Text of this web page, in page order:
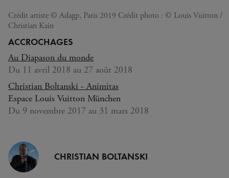
Crédit artiste © Adagp, Paris 2019 Crédit photo : © Louis Vuitton /
Christian Kain
ACCROCHAGES
Au Diapason du monde
Du 11 avril 2018 au 27 août 2018
Christian Boltanski - Animitas
Espace Louis Vuitton München
Du 9 novembre 2017 au 31 mars 2018
CHRISTIAN BOLTANSKI